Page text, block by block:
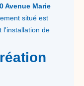
Avenue Marie
situé est
l'installation de